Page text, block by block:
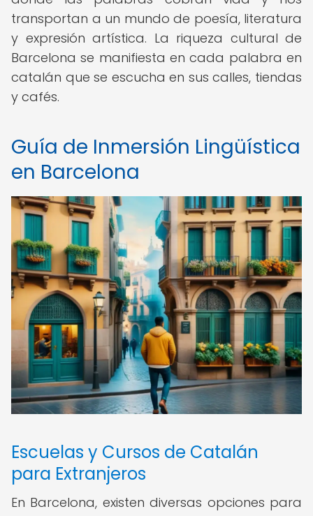
transportan a un mundo de poesía, literatura
y expresión artística. La riqueza cultural de
Barcelona se manifiesta en cada palabra en
catalán que se escucha en sus calles, tiendas
y cafés.
Guía de Inmersión Lingüística
en Barcelona
Escuelas y Cursos de Catalán
para Extranjeros
En Barcelona, existen diversas opciones para